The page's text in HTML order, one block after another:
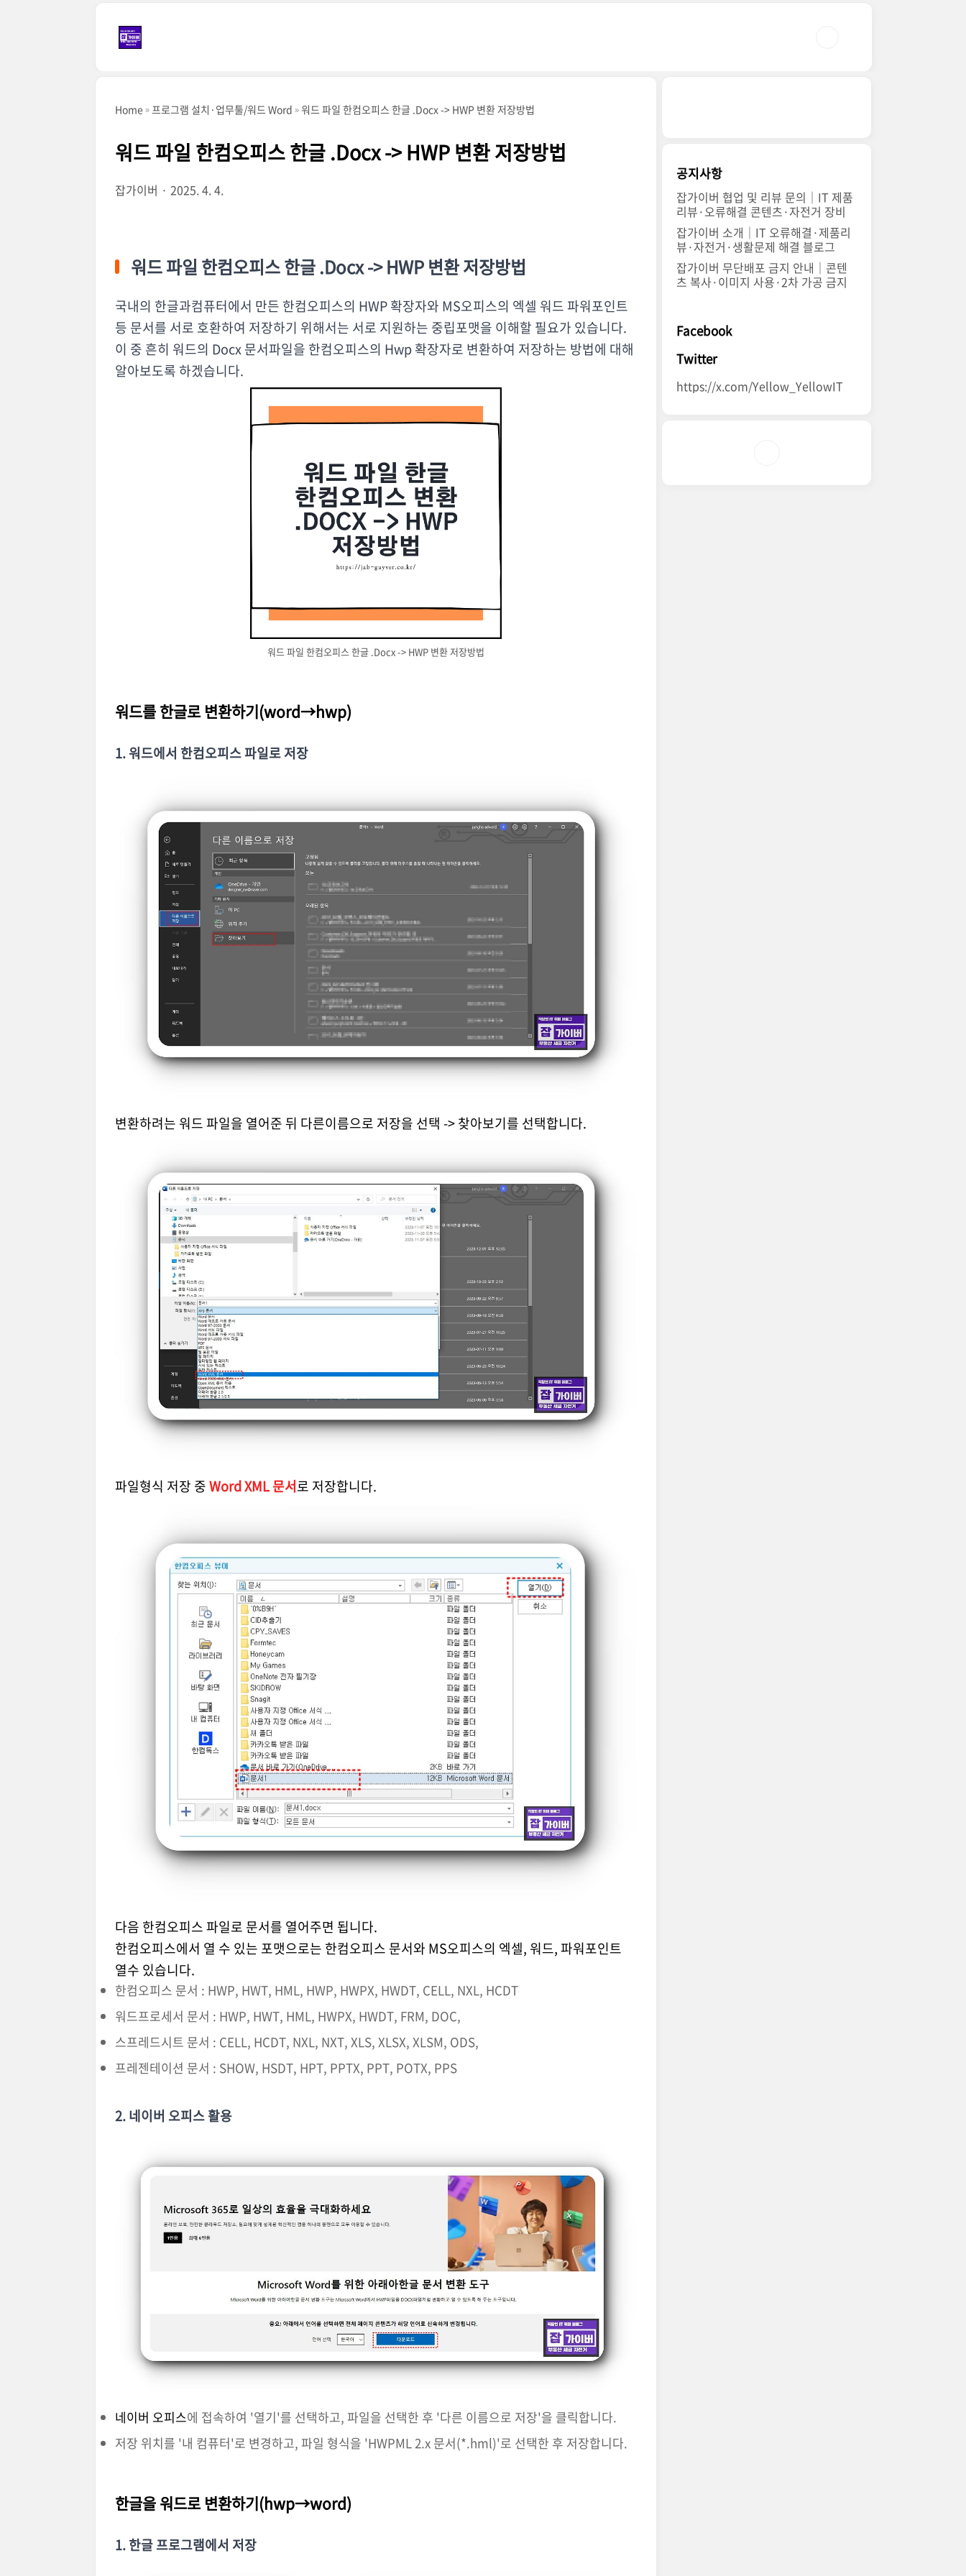
Home 프로그램 설치·업무툴/워드 Word 워드 파일 한컴오피스 한글 .Docx -> HWP 변환 저장방법
워드 파일 한컴오피스 한글 .Docx -> HWP 변환 저장방법
잡가이버 2025. 4. 4.
워드 파일 한컴오피스 한글 .Docx -> HWP 변환 저장방법
국내의 한글과컴퓨터에서 만든 한컴오피스의 HWP 확장자와 MS오피스의 엑셀 워드 파워포인트
등 문서를 서로 호환하여 저장하기 위해서는 서로 지원하는 중립포맷을 이해할 필요가 있습니다.
이 중 흔히 워드의 Docx 문서파일을 한컴오피스의 Hwp 확장자로 변환하여 저장하는 방법에 대해
알아보도록 하겠습니다.
워드 파일 한컴오피스 한글 .Docx -> HWP 변환 저장방법
워드를 한글로 변환하기(word→hwp)
1. 워드에서 한컴오피스 파일로 저장
변환하려는 워드 파일을 열어준 뒤 다른이름으로 저장을 선택 -> 찾아보기를 선택합니다.
파일형식 저장 중Word XML 문서로 저장합니다.
다음 한컴오피스 파일로 문서를 열어주면 됩니다.
한컴오피스에서 열 수 있는 포맷으로는 한컴오피스 문서와 MS오피스의 엑셀, 워드, 파워포인트
열수 있습니다.
한컴오피스 문서 : HWP, HWT, HML, HWP, HWPX, HWDT, CELL, NXL, HCDT
워드프로세서 문서 : HWP, HWT, HML, HWPX, HWDT, FRM, DOC,
스프레드시트 문서 : CELL, HCDT, NXL, NXT, XLS, XLSX, XLSM, ODS,
프레젠테이션 문서 : SHOW, HSDT, HPT, PPTX, PPT, POTX, PPS
2. 네이버 오피스 활용
네이버 오피스에 접속하여 '열기'를 선택하고, 파일을 선택한 후 '다른 이름으로 저장'을 클릭합니다.
저장 위치를 '내 컴퓨터'로 변경하고, 파일 형식을 'HWPML 2.x 문서(*.hml)'로 선택한 후 저장합니다.
한글을 워드로 변환하기(hwp→word)
1. 한글 프로그램에서 저장
공지사항
잡가이버 협업 및 리뷰 문의｜IT 제품
리뷰·오류해결 콘텐츠·자전거 장비
잡가이버 소개｜IT 오류해결·제품리
뷰·자전거·생활문제 해결 블로그
잡가이버 무단배포 금지 안내｜콘텐
츠 복사·이미지 사용·2차 가공 금지
Facebook
Twitter
https://x.com/Yellow_YellowIT